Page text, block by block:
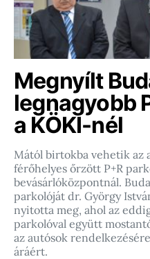
Megnyílt
legnagyobb
a KÖKI-nél
Mától birtokba vehetik az
férőhelyes őrzött P+R
bevásárlóközpontnál.
parkolóját dr. György
nyitotta meg, ahol az
parkolóval együtt
az autósok
áráért.